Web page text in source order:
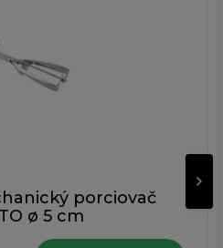
porciovač
ø 5 cm